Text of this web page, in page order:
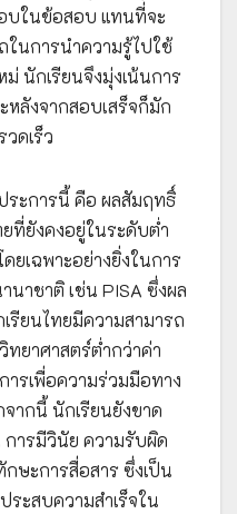
บในข้อสอบ แทนที่จะ
ในการนำความรู้ไปใช้
นักเรียนจึงมุ่งเน้นการ
หลังจากสอบเสร็จก็มัก
ดเร็ว
ระการนี้ คือ ผลสัมฤทธิ์
ที่ยังคงอยู่ในระดับต่ำ
ยเฉพาะอย่างยิ่งในการ
าชาติ เช่น PISA ซึ่งผล
รียนไทยมีความสามารถ
ยาศาสตร์ต่ำกว่าค่า
ารเพื่อความร่วมมือทาง
ากนี้ นักเรียนยังขาด
ารมีวินัย ความรับผิด
ษะการสื่อสาร ซึ่งเป็น
ะสบความสำเร็จใน